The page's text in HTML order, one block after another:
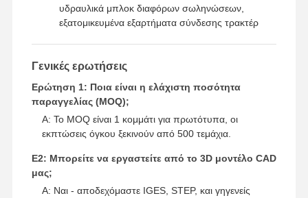
υδραυλικά μπλοκ διαφόρων σωληνώσεων,
εξατομικευμένα εξαρτήματα σύνδεσης τρακτέρ
Γενικές ερωτήσεις
Ερώτηση 1: Ποια είναι η ελάχιστη ποσότητα
παραγγελίας (MOQ);
Α: Το MOQ είναι 1 κομμάτι για πρωτότυπα, οι
εκπτώσεις όγκου ξεκινούν από 500 τεμάχια.
Ε2: Μπορείτε να εργαστείτε από το 3D μοντέλο CAD
μας;
Α: Ναι - αποδεχόμαστε IGES, STEP, και γηγενείς